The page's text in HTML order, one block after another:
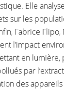
Elle
sur les
Fabrice
l’impact
en lumière,
par
des